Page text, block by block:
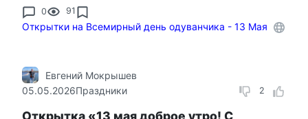
0 91
Открытки на Всемирный день одуванчика - 13 Мая
2
Евгений Мокрышев
05.05.2026Праздники